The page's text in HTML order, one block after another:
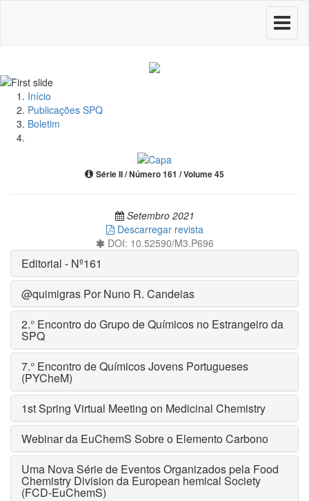
Toggle
Início
Publicações SPQ
Boletim
Série II / Número 161 / Volume 45
Setembro 2021
Descarregar revista
DOI: 10.52590/M3.P696
Editorial - Nº161
@quimigras Por Nuno R. Candeias
2.° Encontro do Grupo de Químicos no Estrangeiro da
SPQ
7.° Encontro de Químicos Jovens Portugueses
(PYCheM)
1st Spring Virtual Meeting on Medicinal Chemistry
Webinar da EuChemS Sobre o Elemento Carbono
Uma Nova Série de Eventos Organizados pela Food
Chemistry Division da European hemical Society
(FCD-EuChemS)